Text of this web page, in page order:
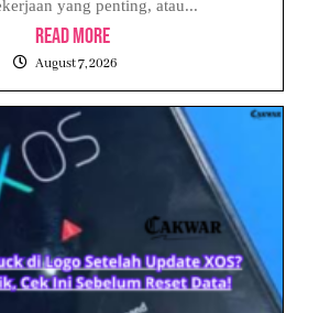
yang penting, atau...
Read More
August 7, 2026